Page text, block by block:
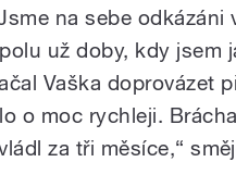
na sebe
už doby, kdy jsem
Vaška doprovázet
o moc rychleji.
za tři měsíce,“